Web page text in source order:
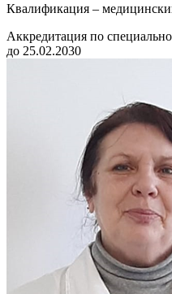
Квалификация –
Аккредитация по
до 25.02.2030